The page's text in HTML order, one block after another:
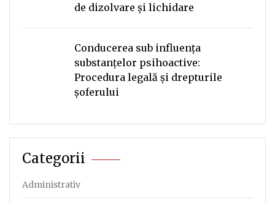
de dizolvare și lichidare
Conducerea sub influența
substanțelor psihoactive:
Procedura legală și drepturile
șoferului
Categorii
Administrativ